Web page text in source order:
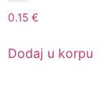
Ocenjeno
sa
5
0.15 €
Dodaj u korpu